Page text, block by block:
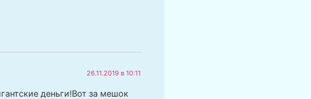
26.11.2019 в 10:11
деньги!Вот за мешок